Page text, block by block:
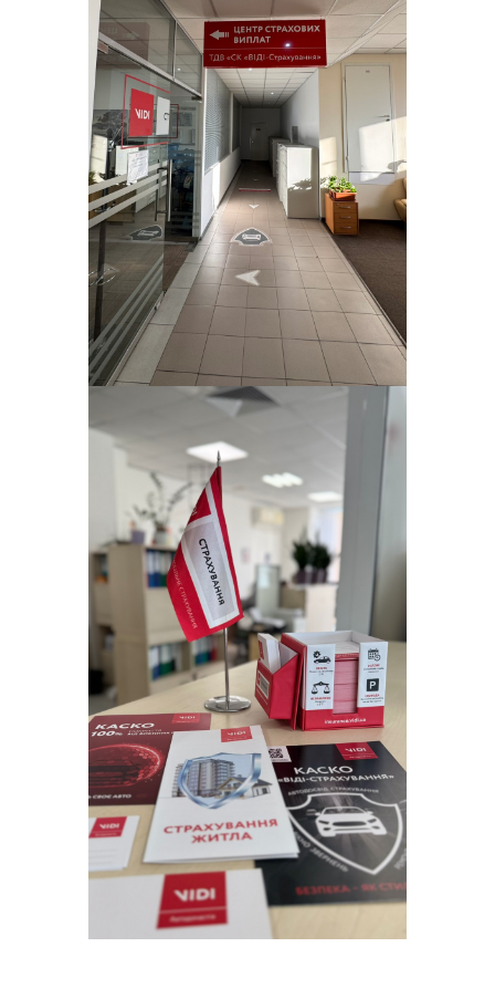
7-те місце в ТОП-25 страхових
компаній на ринку КАСКО Києва та
Київської області
2016 - Рік інтенсивного
розвитку клієнтського сервісу
14-те місце в ТОП-15 страхових
компаній на ринку КАСКО України
(Insurance Top)
Страховий партнер офіційного
дилерського центру Suzuki «ВІДІ
Гранд».
Страховий партнер офіційного
дилерського центру «Volvo Car – Київ
2015
14-те місце в ТОП-15 страхових
компаній на ринку КАСКО України
(Insurance Top)
6-те місце в ТОП-25 страхових
компаній на ринку КАСКО Києва та
Київської обл.
Страховий партнер офіційних
дилерських центрів Yamaha «ВІДІ Мото
Лайф.» і SsangYong «ВІДІ Санг Моторз»